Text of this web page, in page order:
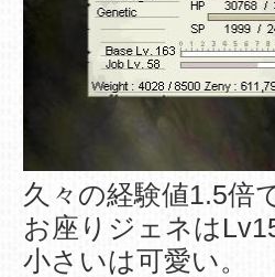
久々の経験値1.5倍
お座りジェネは
小さいは可愛い。